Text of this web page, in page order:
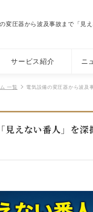
変圧器から波及事故まで「見
サービス紹介 ニ
一覧 電気設備の変圧器から波及
えない番人」を